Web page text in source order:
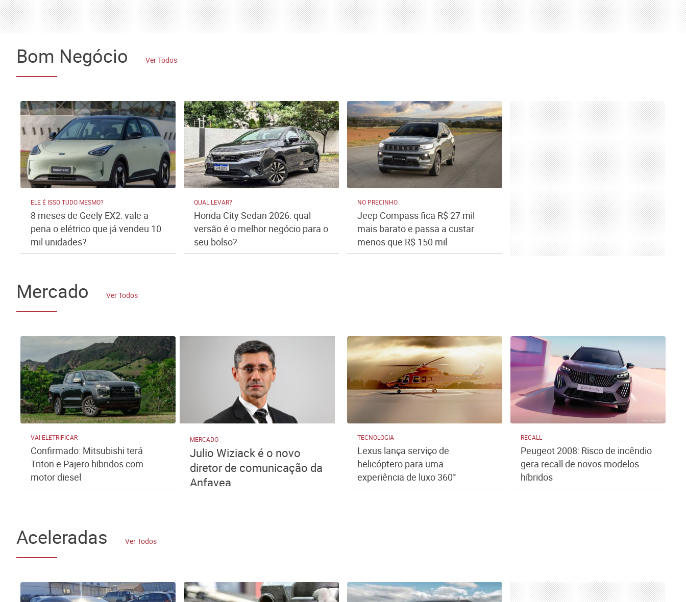
Bom Negócio Ver Todos
ELE É ISSO TUDO MESMO?
8 meses de Geely EX2: vale a
pena o elétrico que já vendeu 10
mil unidades?
QUAL LEVAR?
Honda City Sedan 2026: qual
versão é o melhor negócio para o
seu bolso?
NO PRECINHO
Jeep Compass fica R$ 27 mil
mais barato e passa a custar
menos que R$ 150 mil
Mercado Ver Todos
VAI ELETRIFICAR
Confirmado: Mitsubishi terá
Triton e Pajero híbridos com
motor diesel
MERCADO
Julio Wiziack é o novo
diretor de comunicação da
Anfavea
TECNOLOGIA
Lexus lança serviço de
helicóptero para uma
experiência de luxo 360°
RECALL
Peugeot 2008: Risco de incêndio
gera recall de novos modelos
híbridos
Aceleradas Ver Todos